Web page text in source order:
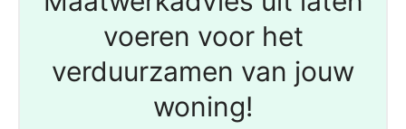
voeren voor het
verduurzamen van jouw
woning!